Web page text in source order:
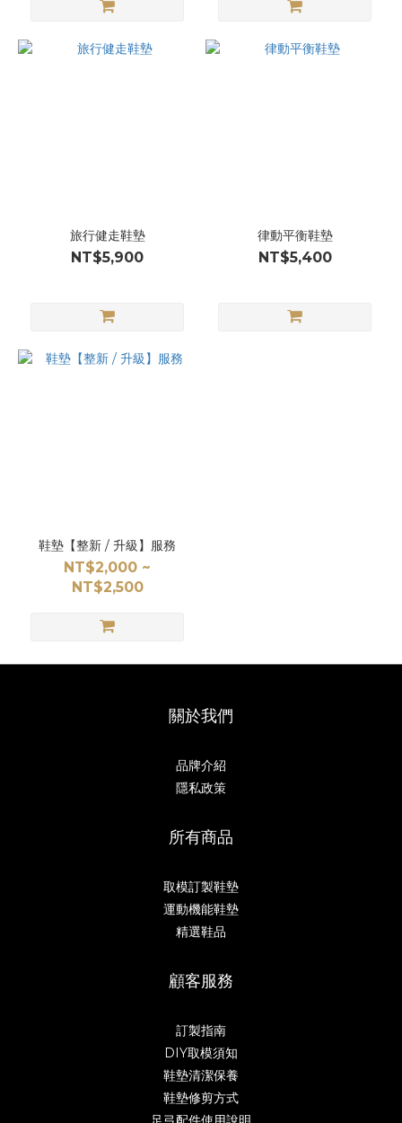
旅行健走鞋墊
NT$5,900
律動平衡鞋墊
NT$5,400
鞋墊【整新 / 升級】服務
NT$2,000 ~
NT$2,500
關於我們
品牌介紹
隱私政策
所有商品
取模訂製鞋墊
運動機能鞋墊
精選鞋品
顧客服務
訂製指南
DIY取模須知
鞋墊清潔保養
鞋墊修剪方式